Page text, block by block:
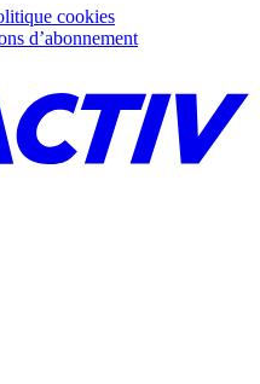
cookies
d’abonnement